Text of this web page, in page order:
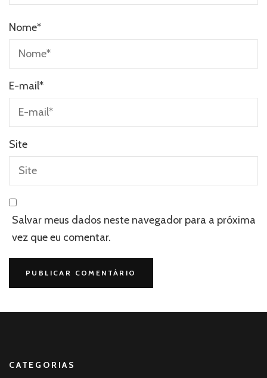
Nome*
E-mail*
Site
Salvar meus dados neste navegador para a próxima
vez que eu comentar.
CATEGORIAS